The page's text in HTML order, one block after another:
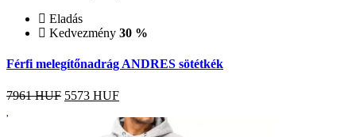
Eladás
Kedvezmény 30 %
Férfi melegítőnadrág ANDRES sötétkék
7961 HUF 5573 HUF